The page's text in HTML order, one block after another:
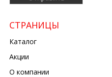
СТРАНИЦЫ
Каталог
Акции
О компании